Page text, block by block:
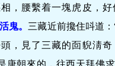
，腰繫着一塊虎皮，
鬼。 三藏近前攙住呌道
，見了三藏的靣貎淸
唐朝來的，往西天拜佛